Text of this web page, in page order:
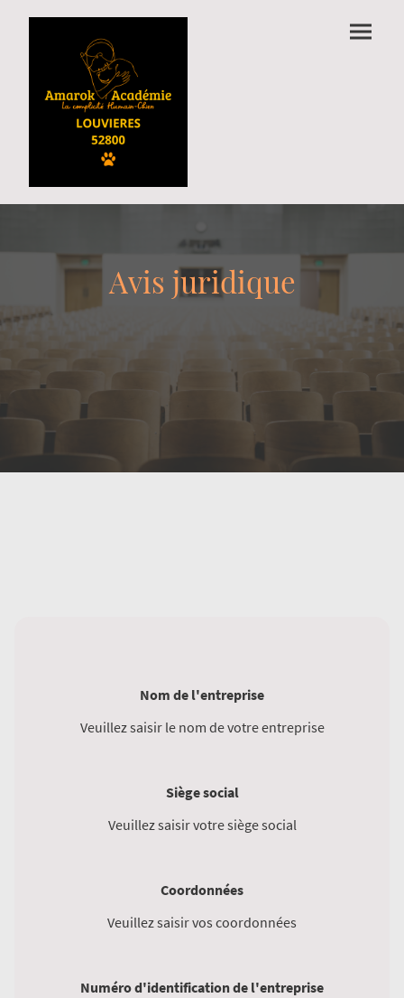
Avis juridique
Nom de l'entreprise
Veuillez saisir le nom de votre entreprise
Siège social
Veuillez saisir votre siège social
Coordonnées
Veuillez saisir vos coordonnées
Numéro d'identification de l'entreprise